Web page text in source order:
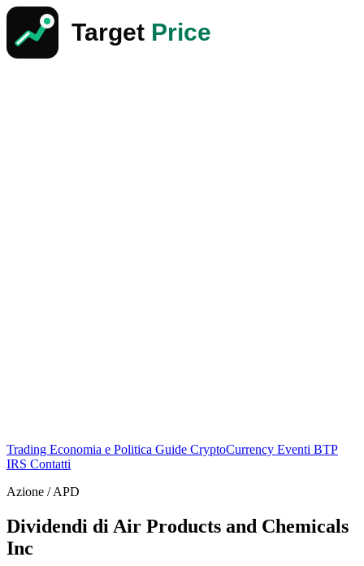
Trading Economia e Politica Guide CryptoCurrency Eventi BTP
IRS Contatti
Azione / APD
Dividendi di Air Products and Chemicals
Inc